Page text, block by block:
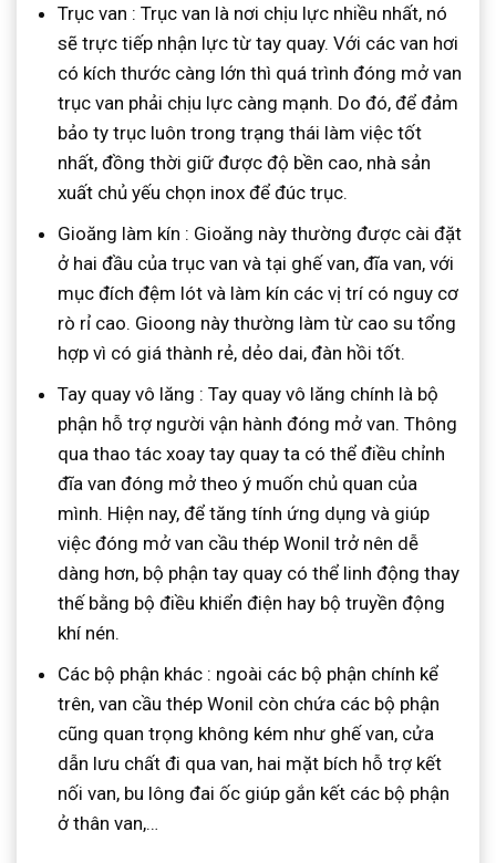
Trục van : Trục van là nơi chịu lực nhiều nhất, nó
sẽ trực tiếp nhận lực từ tay quay. Với các van hơi
có kích thước càng lớn thì quá trình đóng mở van
trục van phải chịu lực càng mạnh. Do đó, để đảm
bảo ty trục luôn trong trạng thái làm việc tốt
nhất, đồng thời giữ được độ bền cao, nhà sản
xuất chủ yếu chọn inox để đúc trục.
Gioăng làm kín : Gioăng này thường được cài đặt
ở hai đầu của trục van và tại ghế van, đĩa van, với
mục đích đệm lót và làm kín các vị trí có nguy cơ
rò rỉ cao. Gioong này thường làm từ cao su tổng
hợp vì có giá thành rẻ, dẻo dai, đàn hồi tốt.
Tay quay vô lăng : Tay quay vô lăng chính là bộ
phận hỗ trợ người vận hành đóng mở van. Thông
qua thao tác xoay tay quay ta có thể điều chỉnh
đĩa van đóng mở theo ý muốn chủ quan của
mình. Hiện nay, để tăng tính ứng dụng và giúp
việc đóng mở van cầu thép Wonil trở nên dễ
dàng hơn, bộ phận tay quay có thể linh động thay
thế bằng bộ điều khiển điện hay bộ truyền động
khí nén.
Các bộ phận khác : ngoài các bộ phận chính kể
trên, van cầu thép Wonil còn chứa các bộ phận
cũng quan trọng không kém như ghế van, cửa
dẫn lưu chất đi qua van, hai mặt bích hỗ trợ kết
nối van, bu lông đai ốc giúp gắn kết các bộ phận
ở thân van,…